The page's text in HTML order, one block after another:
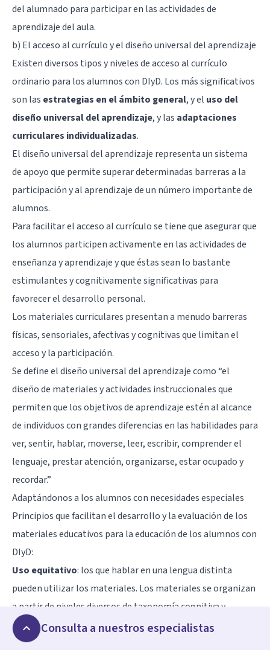
del alumnado para participar en las actividades de
aprendizaje del aula.
b) El acceso al currículo y el diseño universal del aprendizaje
Existen diversos tipos y niveles de acceso al currículo
ordinario para los alumnos con DIyD. Los más significativos
son las estrategias en el ámbito general, y el uso del
diseño universal del aprendizaje, y las adaptaciones
curriculares individualizadas.
El diseño universal del aprendizaje representa un sistema
de apoyo que permite superar determinadas barreras a la
participación y al aprendizaje de un número importante de
alumnos.
Para facilitar el acceso al currículo se tiene que asegurar que
los alumnos participen activamente en las actividades de
enseñanza y aprendizaje y que éstas sean lo bastante
estimulantes y cognitivamente significativas para
favorecer el desarrollo personal.
Los materiales curriculares presentan a menudo barreras
físicas, sensoriales, afectivas y cognitivas que limitan el
acceso y la participación.
Se define el diseño universal del aprendizaje como “el
diseño de materiales y actividades instruccionales que
permiten que los objetivos de aprendizaje estén al alcance
de individuos con grandes diferencias en las habilidades para
ver, sentir, hablar, moverse, leer, escribir, comprender el
lenguaje, prestar atención, organizarse, estar ocupado y
recordar.”
Adaptándonos a los alumnos con necesidades especiales
Principios que facilitan el desarrollo y la evaluación de los
materiales educativos para la educación de los alumnos con
DIyD:
Uso equitativo: los que hablar en una lengua distinta
pueden utilizar los materiales. Los materiales se organizan
a partir de niveles diversos de taxonomía cognitiva y
presentan alternativas que parecen semejantes.
Uso flexible
Consulta a nuestros especialistas